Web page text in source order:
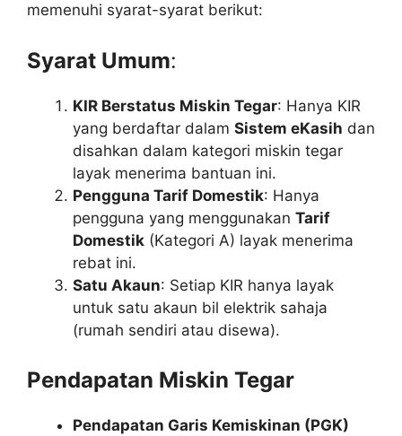
memenuhi syarat-syarat berikut:
Syarat Umum:
KIR Berstatus Miskin Tegar: Hanya KIR
yang berdaftar dalam Sistem eKasih dan
disahkan dalam kategori miskin tegar
layak menerima bantuan ini.
Pengguna Tarif Domestik: Hanya
pengguna yang menggunakan Tarif
Domestik (Kategori A) layak menerima
rebat ini.
Satu Akaun: Setiap KIR hanya layak
untuk satu akaun bil elektrik sahaja
(rumah sendiri atau disewa).
Pendapatan Miskin Tegar
Pendapatan Garis Kemiskinan (PGK)